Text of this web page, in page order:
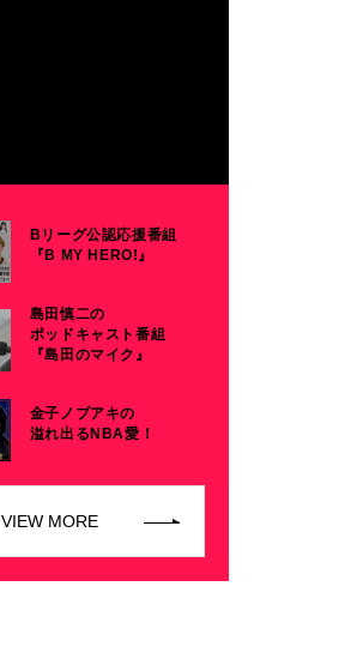
Bリーグ公認応援番組
『B MY HERO!』
島田慎二の
ポッドキャスト番組
『島田のマイク』
金子ノブアキの
溢れ出るNBA愛！
VIEW MORE